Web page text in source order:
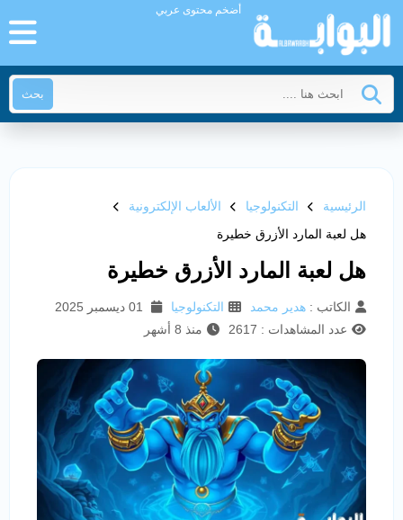
أضخم محتوى عربي
بحث
الرئيسية التكنولوجيا
الألعاب الإلكترونية
هل لعبة المارد الأزرق خطيرة
هل لعبة المارد الأزرق خطيرة
الكاتب : هدير محمد التكنولوجيا
عدد المشاهدات : 2617
منذ 8 أشهر